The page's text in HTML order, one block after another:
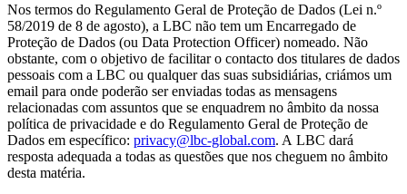
Nos termos do Regulamento Geral de Proteção de Dados (Lei n.º
58/2019 de 8 de agosto), a LBC não tem um Encarregado de
Proteção de Dados (ou Data Protection Officer) nomeado. Não
obstante, com o objetivo de facilitar o contacto dos titulares de dados
pessoais com a LBC ou qualquer das suas subsidiárias, criámos um
email para onde poderão ser enviadas todas as mensagens
relacionadas com assuntos que se enquadrem no âmbito da nossa
política de privacidade e do Regulamento Geral de Proteção de
Dados em específico: privacy@lbc-global.com. A LBC dará
resposta adequada a todas as questões que nos cheguem no âmbito
desta matéria.